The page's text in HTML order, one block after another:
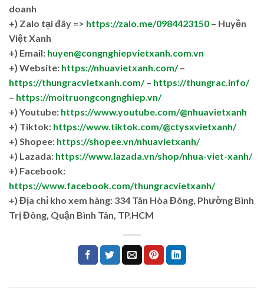
doanh
+) Zalo tại đây => https://zalo.me/0984423150 – Huyền
Việt Xanh
+) Email: huyen@congnghiepvietxanh.com.vn
+) Website: https://nhuavietxanh.com/–
https://thungracvietxanh.com/– https://thungrac.info/
– https://moitruongcongnghiep.vn/
+) Youtube: https://www.youtube.com/@nhuavietxanh
+) Tiktok: https://www.tiktok.com/@ctysxvietxanh/
+) Shopee: https://shopee.vn/nhuavietxanh/
+) Lazada: https://www.lazada.vn/shop/nhua-viet-xanh/
+) Facebook:
https://www.facebook.com/thungracvietxanh/
+) Địa chỉ kho xem hàng: 334 Tân Hòa Đông, Phường Bình
Trị Đông, Quận Bình Tân, TP.HCM